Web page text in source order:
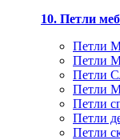
10. Петли
Петли
Петли
Петли
Петли
Петли
Петли
Петли